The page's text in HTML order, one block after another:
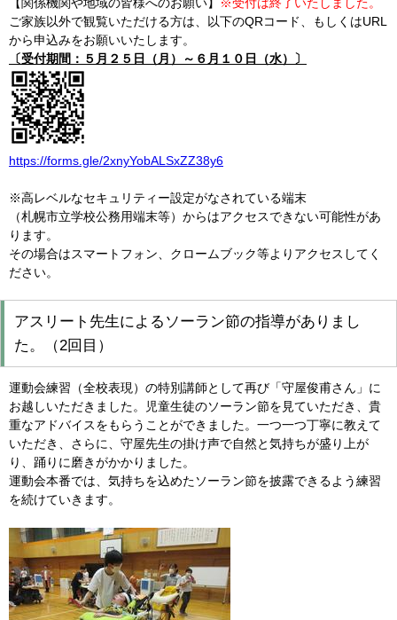
ご家族以外で観覧いただける方は、以下のQRコード、もしくはURL
から申込みをお願いいたします。
〔受付期間：５月２５日（月）～６月１０日（水）〕
https://forms.gle/2xnyYobALSxZZ38y6
※高レベルなセキュリティー設定がなされている端末
（札幌市立学校公務用端末等）からはアクセスできない可能性があ
ります。
その場合はスマートフォン、クロームブック等よりアクセスしてく
ださい。
アスリート先生によるソーラン節の指導がありまし
た。（2回目）
運動会練習（全校表現）の特別講師として再び「守屋俊甫さん」に
お越しいただきました。児童生徒のソーラン節を見ていただき、貴
重なアドバイスをもらうことができました。一つ一つ丁寧に教えて
いただき、さらに、守屋先生の掛け声で自然と気持ちが盛り上が
り、踊りに磨きがかかりました。
運動会本番では、気持ちを込めたソーラン節を披露できるよう練習
を続けていきます。